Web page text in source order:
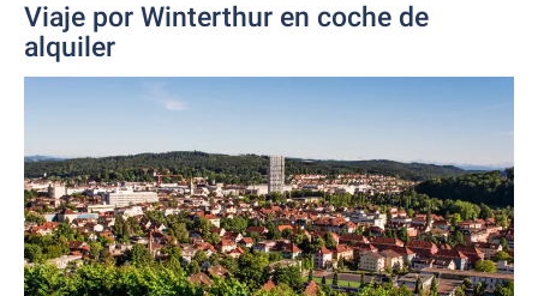
Viaje por Winterthur en coche de
alquiler